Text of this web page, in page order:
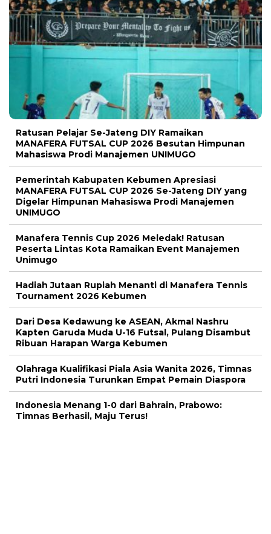
Ratusan Pelajar Se-Jateng DIY Ramaikan
MANAFERA FUTSAL CUP 2026 Besutan Himpunan
Mahasiswa Prodi Manajemen UNIMUGO
Pemerintah Kabupaten Kebumen Apresiasi
MANAFERA FUTSAL CUP 2026 Se-Jateng DIY yang
Digelar Himpunan Mahasiswa Prodi Manajemen
UNIMUGO
Manafera Tennis Cup 2026 Meledak! Ratusan
Peserta Lintas Kota Ramaikan Event Manajemen
Unimugo
Hadiah Jutaan Rupiah Menanti di Manafera Tennis
Tournament 2026 Kebumen
Dari Desa Kedawung ke ASEAN, Akmal Nashru
Kapten Garuda Muda U-16 Futsal, Pulang Disambut
Ribuan Harapan Warga Kebumen
Olahraga Kualifikasi Piala Asia Wanita 2026, Timnas
Putri Indonesia Turunkan Empat Pemain Diaspora
Indonesia Menang 1-0 dari Bahrain, Prabowo:
Timnas Berhasil, Maju Terus!